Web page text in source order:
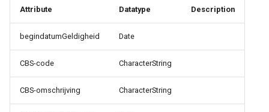
Attribute Datatype Description
begindatumGeldigheid Date
CBS-code CharacterString
CBS-omschrijving CharacterString